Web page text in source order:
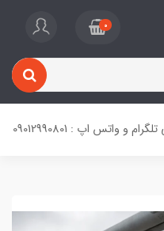
0
و واتس اپ : 09012990801